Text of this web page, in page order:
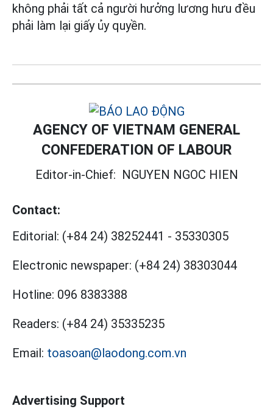
không phải tất cả người hưởng lương hưu đều
phải làm lại giấy ủy quyền.
AGENCY OF VIETNAM GENERAL
CONFEDERATION OF LABOUR
Editor-in-Chief: NGUYEN NGOC HIEN
Contact:
Editorial: (+84 24) 38252441 - 35330305
Electronic newspaper: (+84 24) 38303044
Hotline: 096 8383388
Readers: (+84 24) 35335235
Email: toasoan@laodong.com.vn
Advertising Support